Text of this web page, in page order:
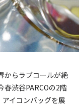
からラブコールが絶
春渋谷PARCOの2階
アイコンバッグを展